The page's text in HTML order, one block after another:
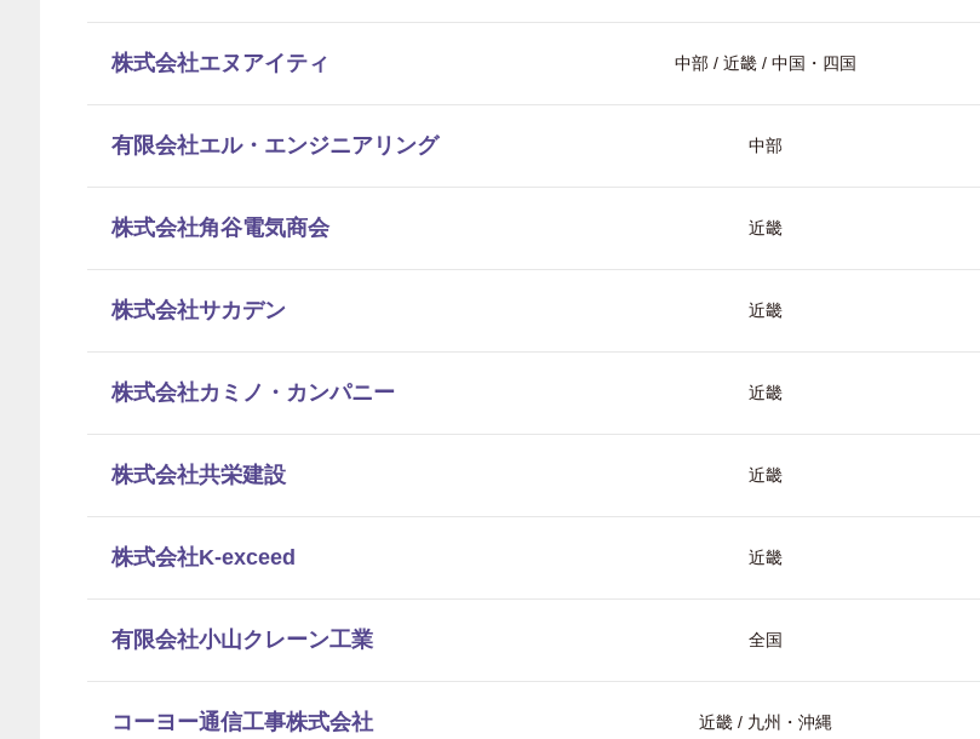
株式会社エヌアイティ 中部 / 近畿 / 中国・四国
有限会社エル・エンジニアリング 中部
株式会社角谷電気商会 近畿
株式会社サカデン 近畿
株式会社カミノ・カンパニー 近畿
株式会社共栄建設 近畿
株式会社K-exceed 近畿
有限会社小山クレーン工業 全国
コーヨー通信工事株式会社 近畿 / 九州・沖縄